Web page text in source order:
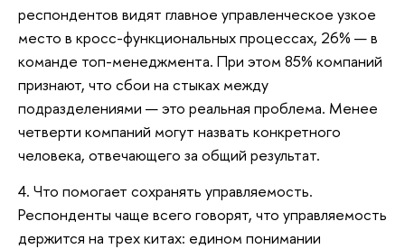
респондентов видят главное управленческое узкое
место в кросс-функциональных процессах, 26% — в
команде топ-менеджмента. При этом 85% компаний
признают, что сбои на стыках между
подразделениями — это реальная проблема. Менее
четверти компаний могут назвать конкретного
человека, отвечающего за общий результат.
4. Что помогает сохранять управляемость.
Респонденты чаще всего говорят, что управляемость
держится на трех китах: едином понимании